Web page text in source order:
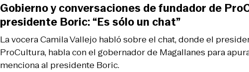
La vocera Camila Vallejo habló sobre el chat, donde el
ProCultura, habla con el gobernador de Magallanes para
menciona al presidente Boric.
Gobierno y conversaciones de fundador de
presidente Boric: “Es sólo un chat”